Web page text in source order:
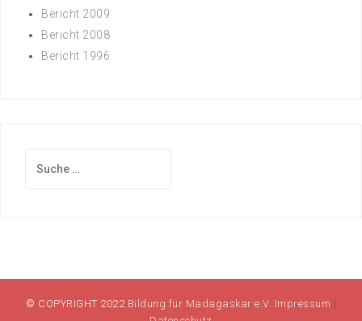
Bericht 2009
Bericht 2008
Bericht 1996
nach:
© COPYRIGHT 2022 Bildung für Madagaskar e.V. Impressum |